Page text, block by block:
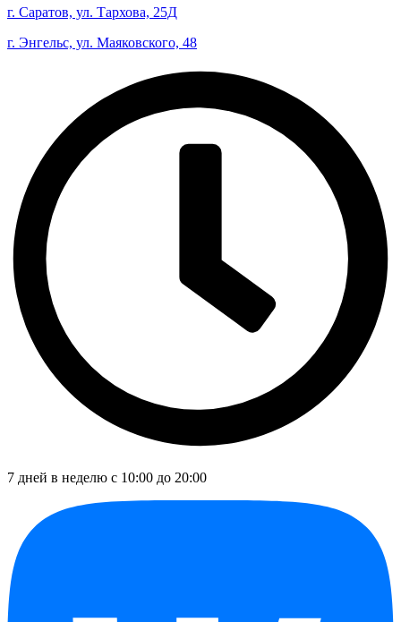
г. Саратов, ул. Тархова, 25Д
г. Энгельс, ул. Маяковского, 48
7 дней в неделю с 10:00 до 20:00